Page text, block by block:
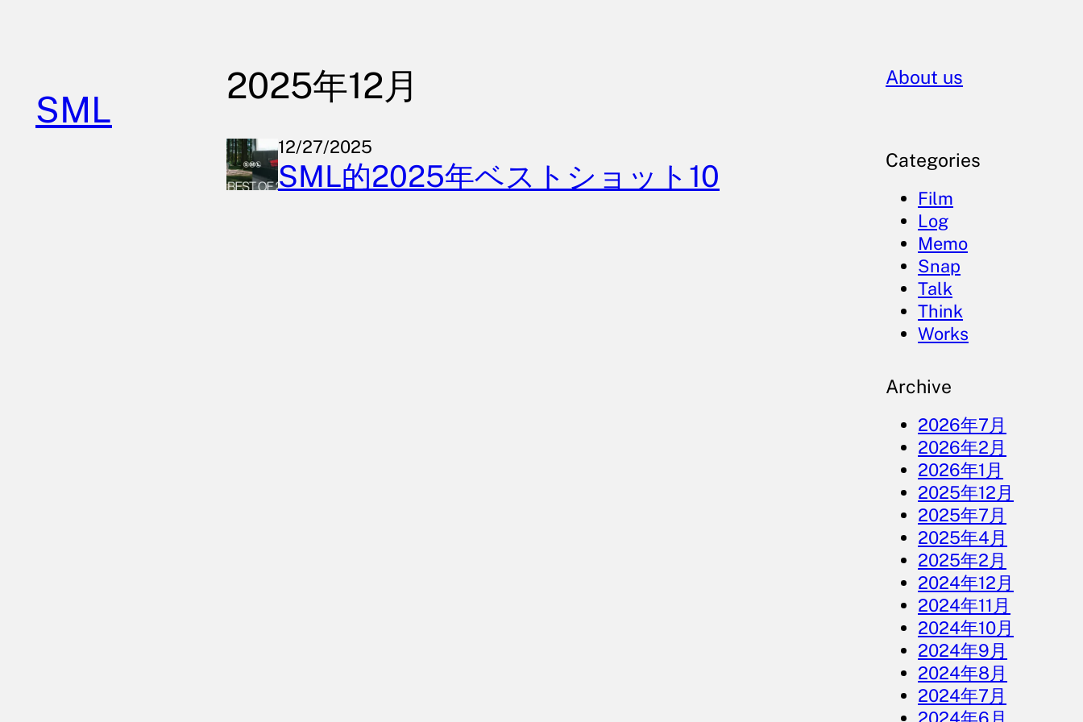
SML
2025年12月
12/27/2025
SML的2025年ベストショット10
About us
Categories
Film
Log
Memo
Snap
Talk
Think
Works
Archive
2026年7月
2026年2月
2026年1月
2025年12月
2025年7月
2025年4月
2025年2月
2024年12月
2024年11月
2024年10月
2024年9月
2024年8月
2024年7月